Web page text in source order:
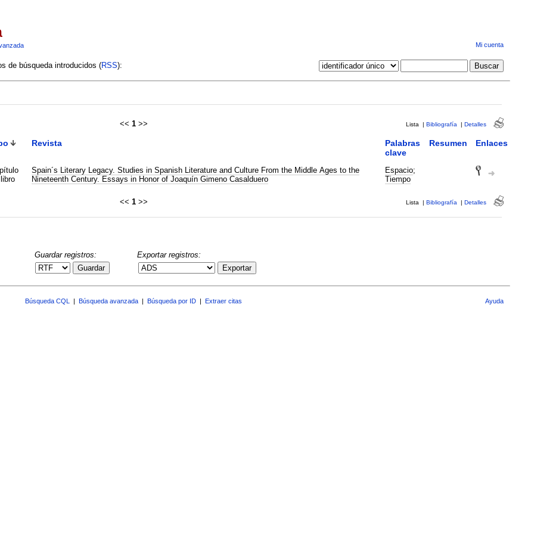
Mi cuenta
de búsqueda introducidos (RSS):
<< 1 >> Lista | Bibliografía | Detalles
Revista
Palabras
clave
Resumen Enlaces
Spain´s Literary Legacy. Studies in Spanish Literature and Culture From the Middle Ages to the
Nineteenth Century. Essays in Honor of Joaquín Gimeno Casalduero
Espacio;
Tiempo
<< 1 >> Lista | Bibliografía | Detalles
Guardar registros:
Guardar
Exportar registros:
Exportar
Búsqueda CQL Búsqueda avanzada Búsqueda por ID Extraer citas Ayuda